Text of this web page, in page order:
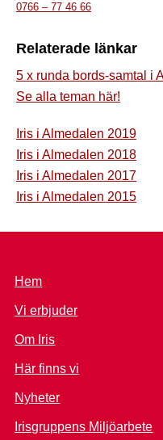
0766 – 77 46 66
Relaterade länkar
5 x runda bords-samtal i
Se alla teman här!
Iris i Almedalen 2019
Iris i Almedalen 2018
Iris i Almedalen 2017
Iris i Almedalen 2015
Hem
Vi erbjuder
Om Iris
Här finns vi
Nyheter
Irisgruppens Miljöarbete